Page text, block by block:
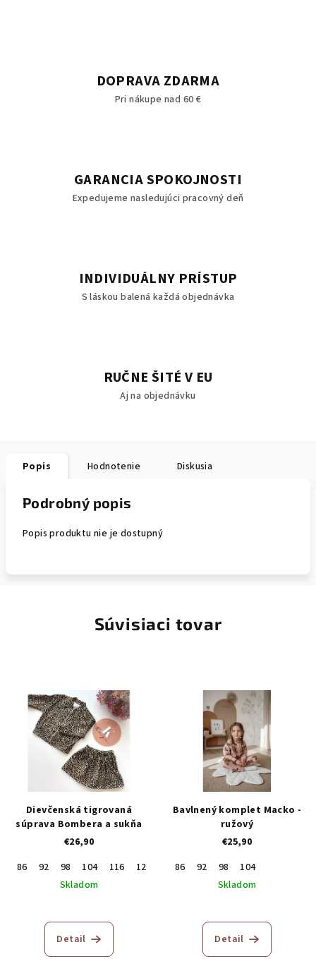
DOPRAVA ZDARMA
Pri nákupe nad 60 €
GARANCIA SPOKOJNOSTI
Expedujeme nasledujúci pracovný deň
INDIVIDUÁLNY PRÍSTUP
S láskou balená každá objednávka
RUČNE ŠITÉ V EU
Aj na objednávku
Popis Hodnotenie Diskusia
Podrobný popis
Popis produktu nie je dostupný
Súvisiaci tovar
Dievčenská tigrovaná
súprava Bombera a sukňa
€26,90
86
92 98 104 116
122
Skladom
Detail
Bavlnený komplet Macko -
ružový
€25,90
86
92 98
104
Skladom
hodnotenie
produktu
Detail